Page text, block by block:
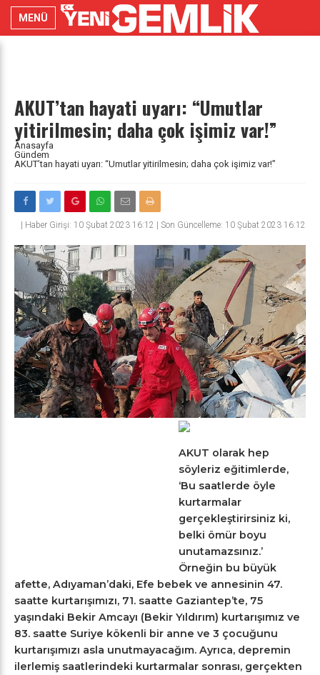
MENÜ
AKUT’tan hayati uyarı: “Umutlar
yitirilmesin; daha çok işimiz var!”
Anasayfa
Gündem
AKUT’tan hayati uyarı: “Umutlar yitirilmesin; daha çok işimiz var!”
Haber Girişi: 10 Şubat 2023 16:12 | Son Güncelleme: 10 Şubat 2023 16:12
AKUT olarak hep
söyleriz eğitimlerde,
‘Bu saatlerde öyle
kurtarmalar
gerçekleştirirsiniz ki,
belki ömür boyu
unutamazsınız.’
Örneğin bu büyük
afette, Adıyaman’daki, Efe bebek ve annesinin 47.
saatte kurtarışımızı, 71. saatte Gaziantep’te, 75
yaşındaki Bekir Amcayı (Bekir Yıldırım) kurtarışımız ve
83. saatte Suriye kökenli bir anne ve 3 çocuğunu
kurtarışımızı asla unutmayacağım. Ayrıca, depremin
ilerlemiş saatlerindeki kurtarmalar sonrası, gerçekten